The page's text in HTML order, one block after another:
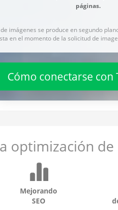
páginas.
imágenes se produce en segundo
en el momento de la solicitud de
Cómo conectarse con
optimización
Mejorando
SEO